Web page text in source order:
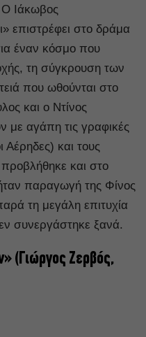
Ιάκωβος
επιστρέφει στο δράμα
έναν κόσμο που
τη σύγκρουση των
που ωθούνται στο
και ο Ντίνος
με αγάπη τις γραφικές
Αέρηδες) και τους
προβλήθηκε και στο
παραγωγή της Φίνος
τη μεγάλη επιτυχία
συνεργάστηκε ξανά.
(Γιώργος Ζερβός,